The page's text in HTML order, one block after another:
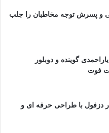
و پسرش توجه مخاطبان را جلب
گوینده و دوبلور
فوت
دزفول با طراحی حرفه‌ ای و